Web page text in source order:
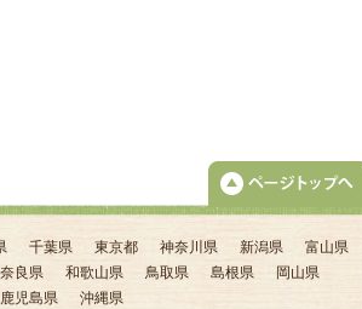
千葉県 東京都 神奈川県 新潟県
富山県
奈良県 和歌山県 鳥取県 島根県
岡山県
鹿児島県 沖縄県